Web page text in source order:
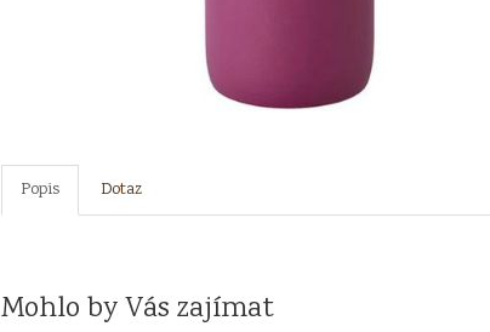
Popis Dotaz
Mohlo by Vás zajímat